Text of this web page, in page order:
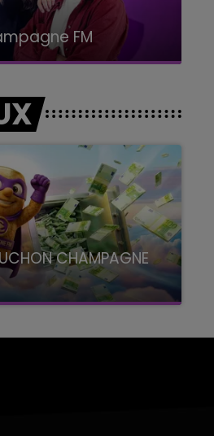
FM
CHAMPAGNE
Champagne FM, à 8H10